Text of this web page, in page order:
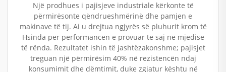
Një prodhues i pajisjeve industriale kërkonte të
përmirësonte qëndrueshmërinë dhe pamjen e
makinave të tij. Ai u drejtua ngjyrës së pluhurit krom të
Hsinda për performancën e provuar të saj në mjedise
të rënda. Rezultatet ishin të jashtëzakonshme; pajisjet
treguan një përmirësim 40% në rezistencën ndaj
konsumimit dhe dëmtimit, duke zgjatur kështu në